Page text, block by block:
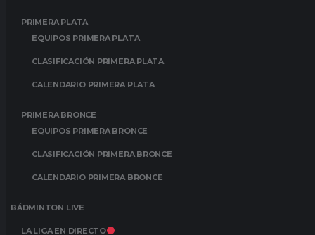
PRIMERA PLATA
EQUIPOS PRIMERA PLATA
CLASIFICACIÓN PRIMERA PLATA
CALENDARIO PRIMERA PLATA
PRIMERA BRONCE
EQUIPOS PRIMERA BRONCE
CLASIFICACIÓN PRIMERA BRONCE
CALENDARIO PRIMERA BRONCE
BÁDMINTON LIVE
LA LIGA EN DIRECTO